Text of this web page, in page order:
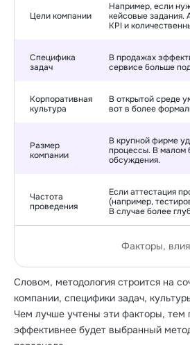
Факторы,
Цели компании
Например, если
кейсовые задания.
KPI и
Специфика
задач
В продажах
сервисе больше
Корпоративная
культура
В открытой среде
вот в более
Размер
компании
В крупной фирме
процессы. В малом
обсуждения.
Частота
проведения
Если аттестация
(например,
В случае более
Словом, методология строится на
компании, специфики задач,
Чем лучше учтены эти факторы, тем
эффективнее будет выбранный